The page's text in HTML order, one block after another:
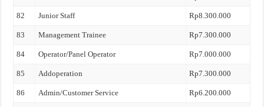
82 Junior Staff Rp8.300.000
83 Management Trainee Rp7.300.000
84 Operator/Panel Operator Rp7.000.000
85 Addoperation Rp7.300.000
86 Admin/Customer Service Rp6.200.000